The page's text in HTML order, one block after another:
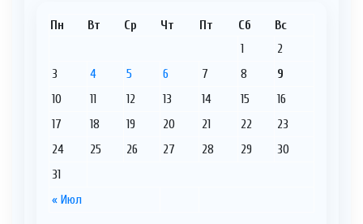
Пн Вт Ср Чт Пт Сб Вс
« Июл
1
2
3
4 5 6 7 8
9
10
11 12 13 14 15
16
17
18 19 20 21 22
23
24
25 26 27 28 29
30
31